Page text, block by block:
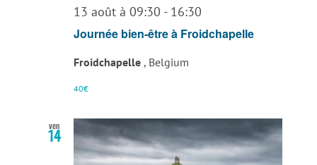
13 août à 09:30 - 16:30
Journée bien-être à Froidchapelle
Froidchapelle , Belgium
40€
ven
14